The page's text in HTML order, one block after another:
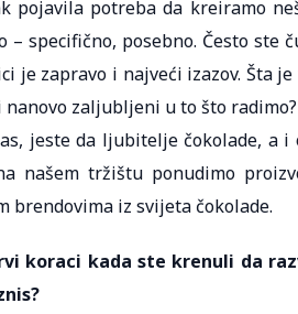
pojavila potreba da kreiramo
– specifično, posebno. Često ste
je zapravo i najveći izazov. Šta
zaljubljeni u to što radimo?
jeste da ljubitelje čokolade, a
našem tržištu ponudimo
brendovima iz svijeta čokolade.
koraci kada ste krenuli da